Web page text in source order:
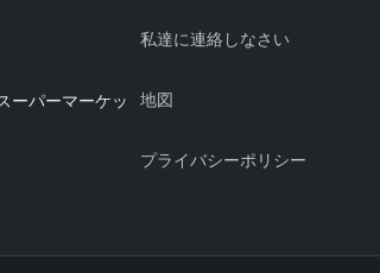
ーパーマーケッ
私達に連絡しなさい
地図
プライバシーポリシー